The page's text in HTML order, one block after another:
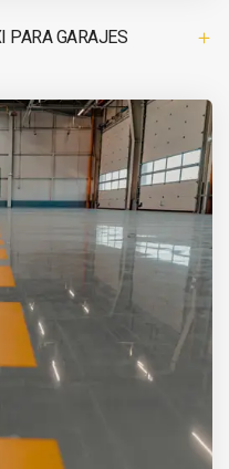
PARA GARAJES